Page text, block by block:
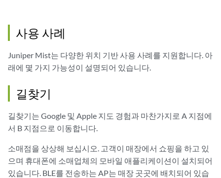
사용 사례
Juniper Mist는 다양한 위치 기반 사용 사례를 지원합니다. 아
래에 몇 가지 가능성이 설명되어 있습니다.
길찾기
길찾기는 Google 및 Apple 지도 경험과 마찬가지로 A 지점에
서 B 지점으로 이동합니다.
소매점을 상상해 보십시오. 고객이 매장에서 쇼핑을 하고 있
으며 휴대폰에 소매업체의 모바일 애플리케이션이 설치되어
있습니다. BLE를 전송하는 AP는 매장 곳곳에 배치되어 있습